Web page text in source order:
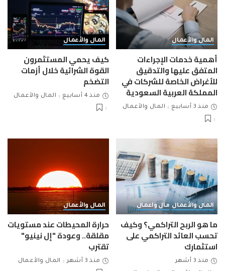
المال والأعمال
أهمية خدمات الإجراءات
المتفق عليها والتدقيق
للأغراض الخاصة للشركات في
المملكة العربية السعودية
منذ 3 أسابيع المال والأعمال
المال والأعمال
كيف يحمي المستثمرون
القوة الشرائية خلال أزمات
التضخم
منذ 4 أسابيع المال والأعمال
المال والأعمال مال واعمال
ما هو الربح التراكمي؟ وكيف
تحسب العائد التراكمي على
استثمارك
منذ 3 أشهر
المال والأعمال
حرارة المحيطات عند مستويات
مقلقة.. وعودة "إل نينيو"
تقترب
منذ 3 أشهر المال والأعمال